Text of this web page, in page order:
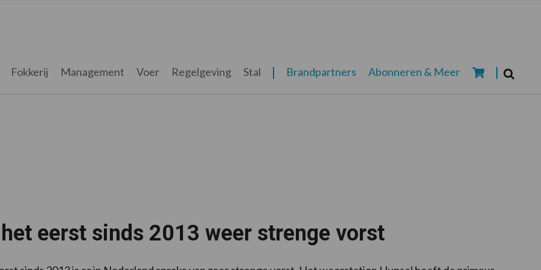
Fokkerij Management Voer Regelgeving Stal Brandpartners Abonneren & Meer
eerst sinds 2013 weer strenge vorst